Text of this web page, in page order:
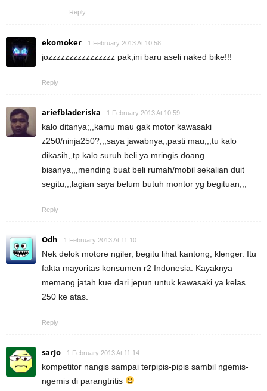
Reply
ekomoker 1 February 2013 At 10:58
jozzzzzzzzzzzzzzzz pak,ini baru aseli naked bike!!!
Reply
ariefbladeriska 1 February 2013 At 10:59
kalo ditanya;,,kamu mau gak motor kawasaki
z250/ninja250?,,,saya jawabnya,,pasti mau,,,tu kalo
dikasih,,tp kalo suruh beli ya mringis doang
bisanya,,,mending buat beli rumah/mobil sekalian duit
segitu,,,lagian saya belum butuh montor yg begituan,,,
Reply
Odh 1 February 2013 At 11:10
Nek delok motore ngiler, begitu lihat kantong, klenger. Itu
fakta mayoritas konsumen r2 Indonesia. Kayaknya
memang jatah kue dari jepun untuk kawasaki ya kelas
250 ke atas.
Reply
sarJo 1 February 2013 At 11:14
kompetitor nangis sampai terpipis-pipis sambil ngemis-
ngemis di parangtritis